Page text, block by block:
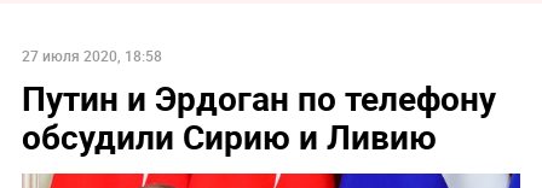
27 июля 2020, 18:58
Путин и Эрдоган по телефону
обсудили Сирию и Ливию